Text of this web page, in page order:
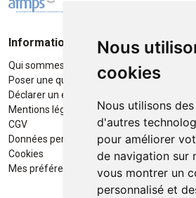
Nous
cookies
Nous utilisons
d'autres
pour améliorer
de navigation sur
vous montrer un
personnalisé et
Informations
Qui sommes-nous ?
Poser une question
Déclarer un effet indésirable
Mentions légales
CGV
Données personnelles
Cookies
Mes préférences Cookies